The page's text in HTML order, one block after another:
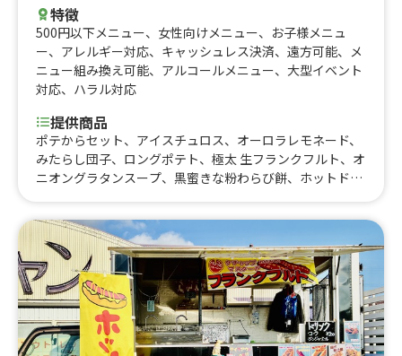
特徴
500円以下メニュー、 女性向けメニュー、 お子様メニュ
ー、 アレルギー対応、 キャッシュレス決済、 遠方可能、
メ
ニュー組み換え可能、 アルコールメニュー、 大型イベント
対応、 ハラル対応
提供商品
ポテからセット、アイスチュロス、オーロラレモネード、
みたらし団子、ロングポテト、極太 生フランクフルト、オ
ニオングラタンスープ、黒蜜きな粉わらび餅、ホットドッ
モ串、極太 チーズフランク、チュロス、フランクフルト、
フィッシュアンドチップス